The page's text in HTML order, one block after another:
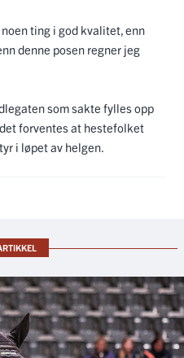
ting i god kvalitet, enn
denne posen regner jeg
som sakte fylles opp
forventes at hestefolket
i løpet av helgen.